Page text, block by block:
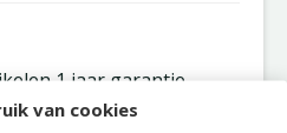
van cookies
1 jaar garantie
1 jaar garantie